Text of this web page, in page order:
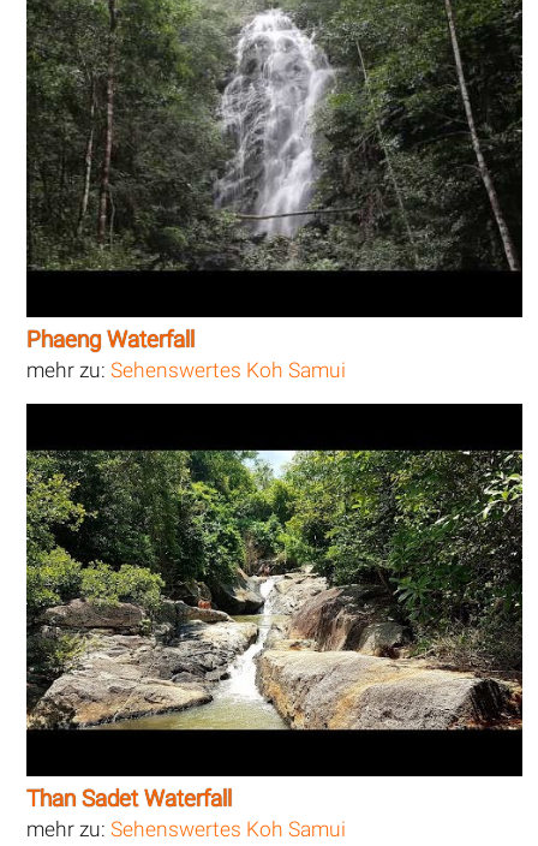
Phaeng Waterfall
mehr zu:Sehenswertes Koh Samui
Than Sadet Waterfall
mehr zu:Sehenswertes Koh Samui